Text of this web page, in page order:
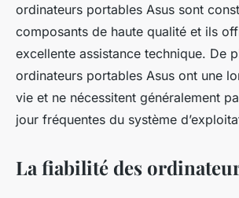
ordinateurs portables Asus sont
composants de haute qualité et ils
excellente assistance technique. De
ordinateurs portables Asus ont une
vie et ne nécessitent généralement
jour fréquentes du système
La fiabilité des